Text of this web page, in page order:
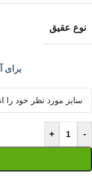
نوع عقیق
برای
-
+